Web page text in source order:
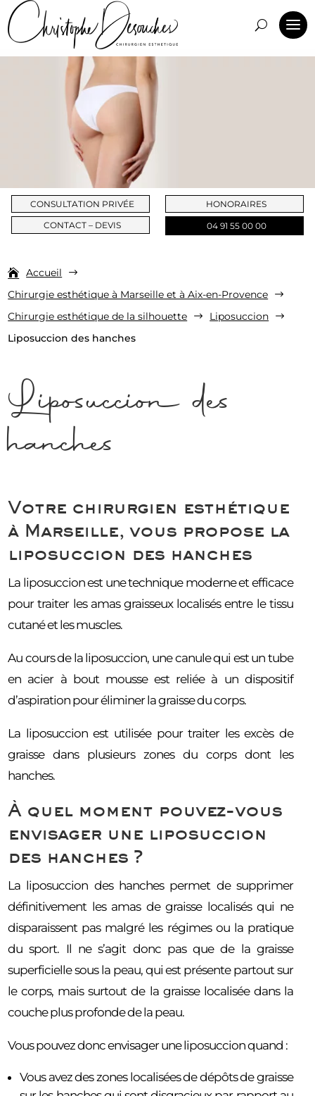
CONSULTATION PRIVÉE
CONTACT – DEVIS
HONORAIRES
04 91 55 00 00
Accueil $
Chirurgie esthétique à Marseille et à Aix-en-Provence $
Chirurgie esthétique de la silhouette $ Liposuccion $
Liposuccion des hanches
Liposuccion des
hanches
Votre chirurgien esthétique
à Marseille, vous propose la
liposuccion des hanches
La liposuccion est une technique moderne et efficace
pour traiter les amas graisseux localisés entre le tissu
cutané et les muscles.
Au cours de la liposuccion, une canule qui est un tube
en acier à bout mousse est reliée à un dispositif
d’aspiration pour éliminer la graisse du corps.
La liposuccion est utilisée pour traiter les excès de
graisse dans plusieurs zones du corps dont les
hanches.
À quel moment pouvez-vous
envisager une liposuccion
des hanches ?
La liposuccion des hanches permet de supprimer
définitivement les amas de graisse localisés qui ne
disparaissent pas malgré les régimes ou la pratique
du sport. Il ne s’agit donc pas que de la graisse
superficielle sous la peau, qui est présente partout sur
le corps, mais surtout de la graisse localisée dans la
couche plus profonde de la peau.
Vous pouvez donc envisager une liposuccion quand :
Vous avez des zones localisées de dépôts de graisse